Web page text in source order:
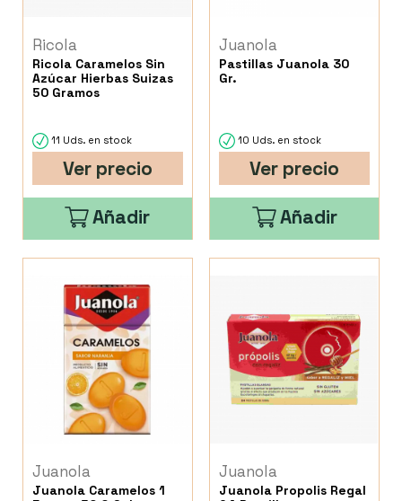
Ricola
Ricola Caramelos Sin
Azúcar Hierbas Suizas
50 Gramos
11 Uds. en stock
Ver precio
Añadir
Juanola
Pastillas Juanola 30
Gr.
10 Uds. en stock
Ver precio
Añadir
Juanola
Juanola Caramelos 1
Juanola
Juanola Propolis Regal